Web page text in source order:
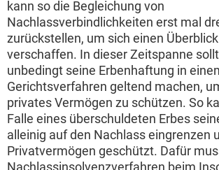
kann so die Begleichung von
Nachlassverbindlichkeiten erst mal
zurückstellen, um sich einen
verschaffen. In dieser Zeitspanne
unbedingt seine Erbenhaftung in
Gerichtsverfahren geltend machen,
privates Vermögen zu schützen. So
Falle eines überschuldeten Erbes
alleinig auf den Nachlass eingrenzen
Privatvermögen geschützt. Dafür
Nachlassinsolvenzverfahren beim